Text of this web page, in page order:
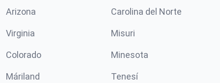
Arizona Carolina del Norte
Virginia Misuri
Colorado Minesota
Máriland Tenesí